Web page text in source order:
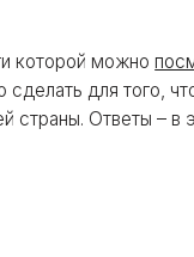
которой можно
для того,
страны. Ответы – в